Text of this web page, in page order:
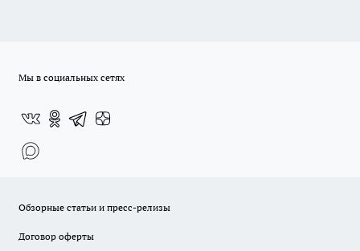
Мы в социальных сетях
Обзорные статьи и пресс-релизы
Договор оферты